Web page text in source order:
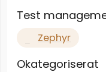
Test
Zephyr
Okategoriserat